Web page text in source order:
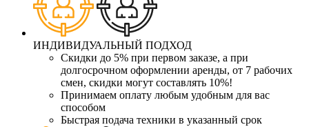
ИНДИВИДУАЛЬНЫЙ ПОДХОД
Скидки до 5% при первом заказе, а при
долгосрочном оформлении аренды, от 7 рабочих
смен, скидки могут составлять 10%!
Принимаем оплату любым удобным для вас
способом
Быстрая подача техники в указанный срок